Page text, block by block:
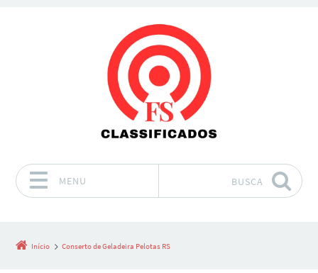
MENU BUSCA
Início Conserto de Geladeira Pelotas RS